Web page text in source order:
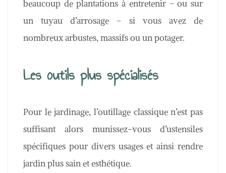
beaucoup de plantations à entretenir – ou sur
un tuyau d’arrosage – si vous avez de
nombreux arbustes, massifs ou un potager.
Les outils plus spécialisés
Pour le jardinage, l’outillage classique n’est pas
suffisant alors munissez-vous d’ustensiles
spécifiques pour divers usages et ainsi rendre
jardin plus sain et esthétique.